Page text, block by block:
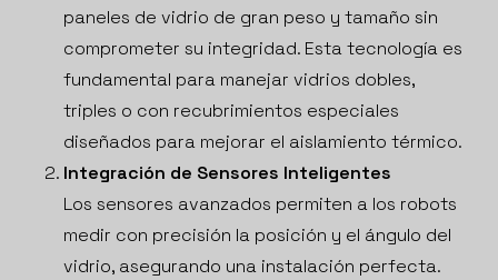
paneles de vidrio de gran peso y tamaño sin
comprometer su integridad. Esta tecnología es
fundamental para manejar vidrios dobles,
triples o con recubrimientos especiales
diseñados para mejorar el aislamiento térmico.
Integración de Sensores Inteligentes
Los sensores avanzados permiten a los robots
medir con precisión la posición y el ángulo del
vidrio, asegurando una instalación perfecta.